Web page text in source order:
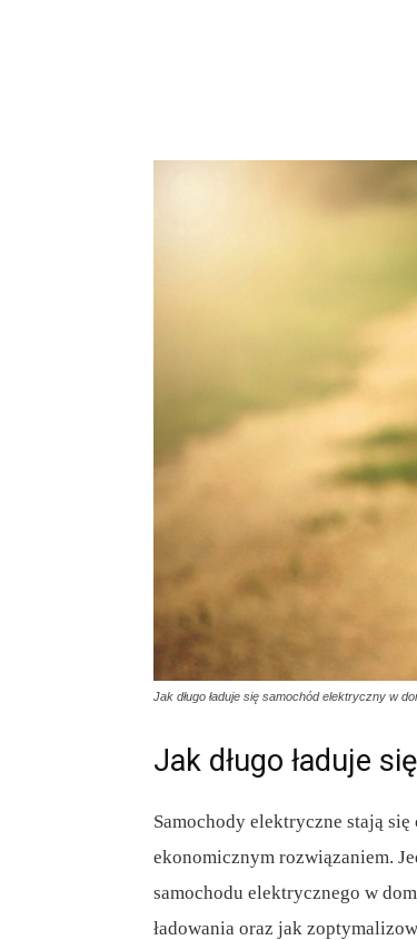
Jak długo ładuje się samochód elektryczny w
Jak długo ładuje
Samochody elektryczne stają
ekonomicznym rozwiązaniem.
samochodu elektrycznego w
ładowania oraz jak